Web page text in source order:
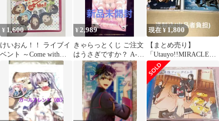
¥ 1,600
けいおん！！ ライブイ
ベント ～Come with
Me！！～ Blu-ray
¥ 2,989
きゃらっとくじ ご注文
はうさぎですか？ A-1
アクリルプレート ココ
現在 ¥ 1,800
【まとめ売り】
「Utauyo!!MIRACLE」
「NO, Thank You!」